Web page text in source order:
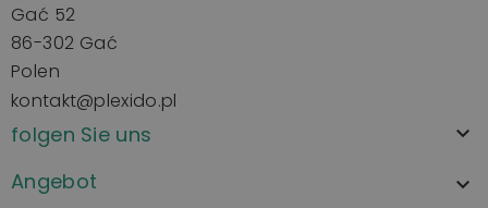
Gać 52
86-302 Gać
Polen
kontakt@plexido.pl
folgen Sie uns 
Angebot 